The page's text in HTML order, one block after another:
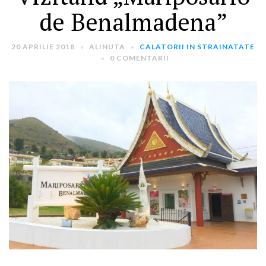
de Benalmadena”
20 APRILIE 2018 ALINUTA
CALATORII IN STRAINATATE
0 COMENTARII
ARTICOLE RECENTE
„Jurnalul Alinutei”
implineste azi 10 ani!
25 NOIEMBRIE 2024
„Let’s Talk About
Menopause” – dincolo de a
fi un subiect tabu
2 APRILIE 2024
Un weekend in La Spezia si
Cinque Terre